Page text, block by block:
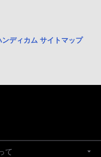
ディカム サイトマップ
て